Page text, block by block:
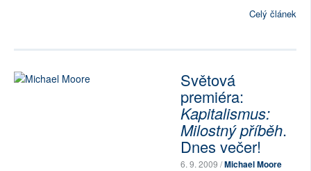
Celý článek
Světová
premiéra:
Kapitalismus:
Milostný příběh.
Dnes večer!
6. 9. 2009 /Michael Moore